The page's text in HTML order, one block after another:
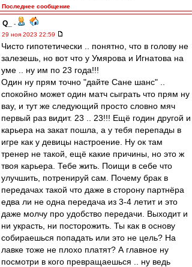
Последнее сообщение
Q_
-
29 ноя 2023 22:59
Чисто гипотетически .. понятно, что в голову не
залезешь, но вот что у Умярова и Игнатова на
уме .. ну им по 23 года!!!
Один ну прям точно "дайте Сане шанс" ..
спокойно может один матч сыграть что прям ну
вау, и тут же следующий просто словно мяч
первый раз видит. 23 .. 23!!! Ещё годин другой и
карьера на закат пошла, а у тебя перепады в
игре как у девицы настроение. Ну ок там
тренер не такой, ещё какие причины, но это ж
твоя карьера. Тебе жить. Поищи в себе что
улучшить, потренируй сам. Почему брак в
передачах такой что даже в сторону партнёра
едва ли не одна передача из 3-4 летит и это
даже молчу про удобство передачи. Выходит и
ни украсть, ни посторожить. Ты как в основу
собираешься попадать или это не цель? На
лавке тоже не плохо платят? А главное ну
посмотри в кого превращаешься .. ну ведь